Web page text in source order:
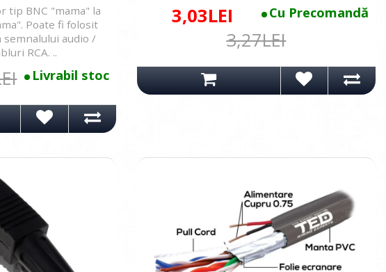
tip BNC "mama" la
Poate fi folosit
audio /
RCA. ..
Livrabil stoc
Cu Precomandă
3,03LEI
3,27LEI